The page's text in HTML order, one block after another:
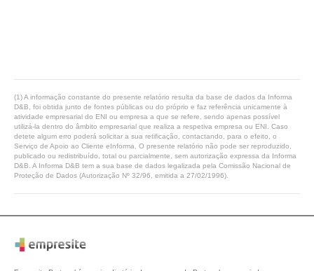
(1) A informação constante do presente relatório resulta da base de dados da Informa
D&B, foi obtida junto de fontes públicas ou do próprio e faz referência unicamente à
atividade empresarial do ENI ou empresa a que se refere, sendo apenas possível
utilizá-la dentro do âmbito empresarial que realiza a respetiva empresa ou ENI. Caso
detete algum erro poderá solicitar a sua retificação, contactando, para o efeito, o
Serviço de Apoio ao Cliente eInforma. O presente relatório não pode ser reproduzido,
publicado ou redistribuído, total ou parcialmente, sem autorização expressa da Informa
D&B. A Informa D&B tem a sua base de dados legalizada pela Comissão Nacional de
Proteção de Dados (Autorização Nº 32/96, emitida a 27/02/1996).